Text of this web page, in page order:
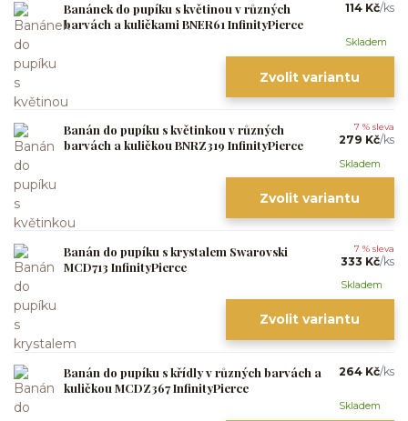
Banánek do pupíku s květinou v různých
barvách a kuličkami BNER61 InfinityPierce
114 Kč/ks
Skladem
Zvolit variantu
Banán do pupíku s květinkou v různých
barvách a kuličkou BNRZ319 InfinityPierce
7 % sleva
279 Kč/ks
Skladem
Zvolit variantu
Banán do pupíku s krystalem Swarovski
MCD713 InfinityPierce
7 % sleva
333 Kč/ks
Skladem
Zvolit variantu
Banán do pupíku s křídly v různých barvách a
kuličkou MCDZ367 InfinityPierce
264 Kč/ks
Skladem